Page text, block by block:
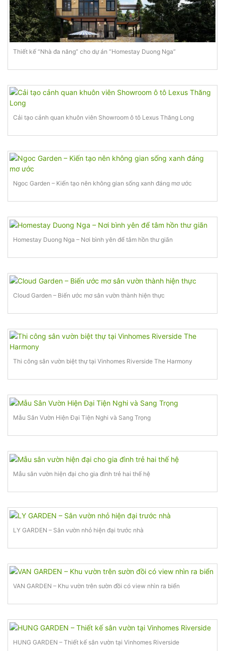
Thiết kế “Nhà đa năng” cho dự án “Homestay Duong Nga”
Cải tạo cảnh quan khuôn viên Showroom ô tô Lexus Thăng Long
Ngoc Garden – Kiến tạo nên không gian sống xanh đáng mơ ước
Homestay Duong Nga – Nơi bình yên để tâm hồn thư giãn
Cloud Garden – Biến ước mơ sân vườn thành hiện thực
Thi công sân vườn biệt thự tại Vinhomes Riverside The Harmony
Mẫu Sân Vườn Hiện Đại Tiện Nghi và Sang Trọng
Mẫu sân vườn hiện đại cho gia đình trẻ hai thế hệ
LY GARDEN – Sân vườn nhỏ hiện đại trước nhà
VAN GARDEN – Khu vườn trên sườn đồi có view nhìn ra biển
HUNG GARDEN – Thiết kế sân vườn tại Vinhomes Riverside